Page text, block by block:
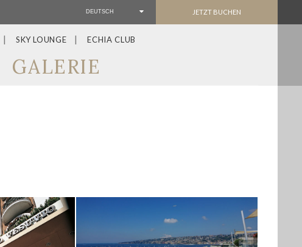
JETZT BUCHEN
DEUTSCH
SKY LOUNGE ECHIA CLUB
GALERIE